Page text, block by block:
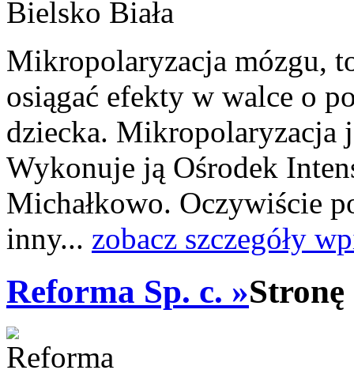
Mikropolaryzacja mózgu,
osiągać efekty w walce o
dziecka. Mikropolaryzacja
Wykonuje ją Ośrodek
Michałkowo. Oczywiście
inny... zobacz szczegóły
Reforma Sp. c. »Stronę